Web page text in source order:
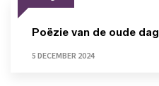
Poëzie van de oude dag
5 DECEMBER 2024